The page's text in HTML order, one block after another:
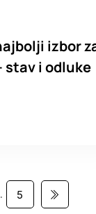
izbor
stav i odluke
5